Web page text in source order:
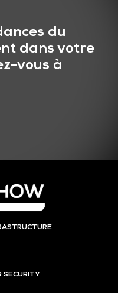
du
dans votre
vous à
SECURITY